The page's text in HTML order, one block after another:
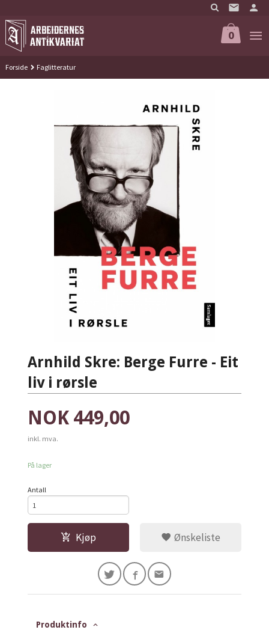
til
innholdet
0
Forside Faglitteratur
Arnhild Skre: Berge Furre - Eit
liv i rørsle
Pris
NOK 449,00
inkl. mva.
På lager
Antall
Kjøp Ønskeliste
Produktinfo